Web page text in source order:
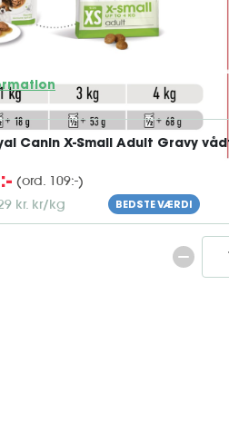
personlighed og charme og
deres unikke behov. Royal
Canin X-Small Adult Gravy
(ord. 109:-)
kr. kr/kg
BEDSTE VÆRDI